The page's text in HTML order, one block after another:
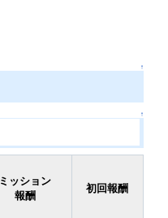
↑
↑
ミッション
報酬
初回報酬